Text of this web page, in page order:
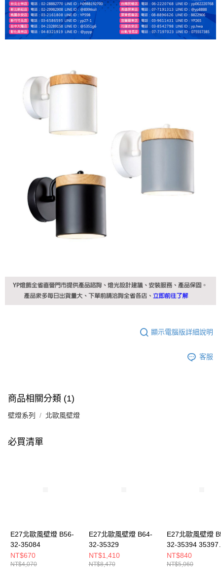
顯示電腦版詳細說明
客服
商品相關分類 (1)
壁燈系列 北歐風壁燈
必買清單
E27北歐風壁燈 B56-
32-35084
NT$670
NT$4,070
E27北歐風壁燈 B64-
32-35329
NT$1,410
NT$8,470
E27北歐風壁燈
32-35394 35397
3539A
NT$840
NT$5,060